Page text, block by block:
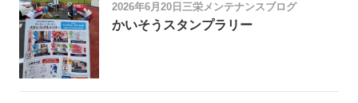
2026年6月20日 三栄メンテナンスブログ
かいそうスタンプラリー